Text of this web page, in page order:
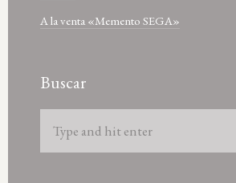
A la venta «Memento SEGA»
Buscar